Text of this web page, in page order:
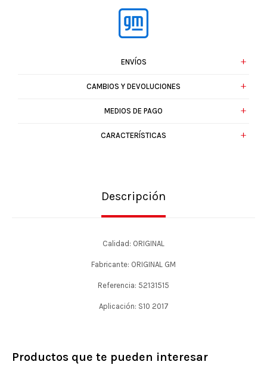
ENVÍOS
CAMBIOS Y DEVOLUCIONES
MEDIOS DE PAGO
CARACTERÍSTICAS
Descripción
Calidad: ORIGINAL
Fabricante: ORIGINAL GM
Referencia: 52131515
Aplicación: S10 2017
Productos que te pueden interesar